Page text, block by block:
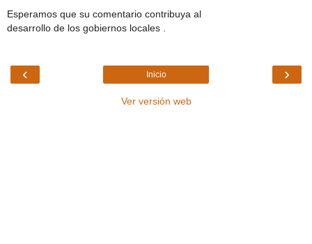
Esperamos que su comentario contribuya al
desarrollo de los gobiernos locales .
‹ ›
Inicio
Ver versión web